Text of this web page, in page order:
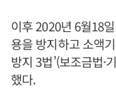
이후 2020년 6월18
용을 방지하고 소액
방지 3법’(보조금법·
했다.